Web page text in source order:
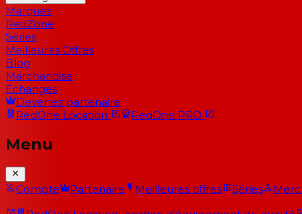
Marques
RedZone
Séries
Meilleures Offres
Blog
Marchandise
Échanges
Devenez partenaire
RedOne Location RedOne PRO
Menu
Compte Partenaire Meilleures offres Séries